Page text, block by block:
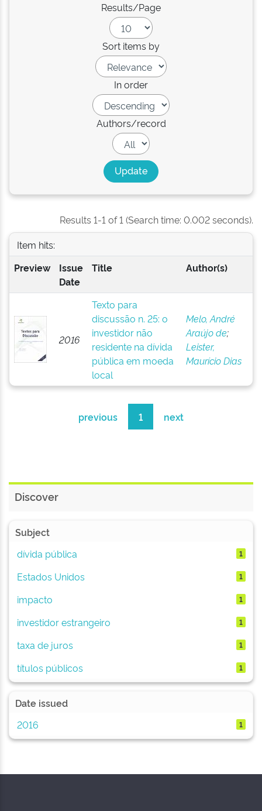
Results/Page
Sort items by
In order
Authors/record
Results 1-1 of 1 (Search time: 0.002 seconds).
Item hits:
Preview
Issue
Date
Title Author(s)
2016
Texto para
discussão n. 25: o
investidor não
residente na dívida
pública em moeda
local
Melo, André
Araújo de;
Leister,
Maurício Dias
previous 1 next
Discover
Subject
dívida pública
1
Estados Unidos 1
impacto 1
investidor estrangeiro 1
taxa de juros 1
títulos públicos 1
Date issued
2016
1